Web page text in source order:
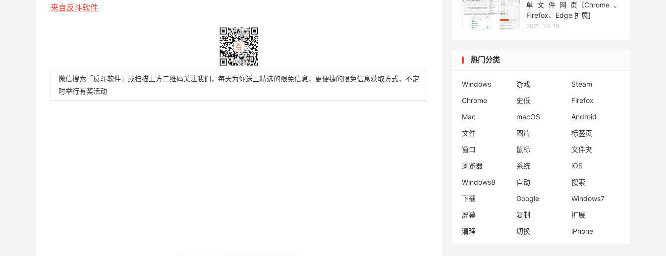
来自反斗软件
微信搜索「反斗软件」或扫描上方二维码关注我们，每天为你送上精选的限免信息，更便捷的限免信息获取方式，不定
时举行有奖活动
单文件网页[Chrome、
Firefox、Edge 扩展]
2021-10-18
热门分类
Windows 游戏
Steam
Chrome
史低
Firefox
Mac
macOS
Android
文件
图片
标签页
窗口
鼠标
文件夹
浏览器
系统
iOS
Windows8
自动
搜索
下载
Google
Windows7
屏幕
复制
扩展
清理
切换 iPhone